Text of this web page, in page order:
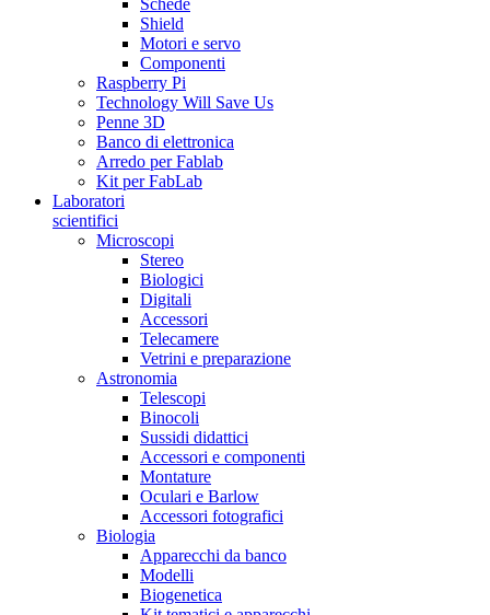
Shield
Motori e servo
Componenti
Raspberry Pi
Technology Will Save Us
Penne 3D
Banco di elettronica
Arredo per Fablab
Kit per FabLab
Laboratori
scientifici
Microscopi
Stereo
Biologici
Digitali
Accessori
Telecamere
Vetrini e preparazione
Astronomia
Telescopi
Binocoli
Sussidi didattici
Accessori e componenti
Montature
Oculari e Barlow
Accessori fotografici
Biologia
Apparecchi da banco
Modelli
Biogenetica